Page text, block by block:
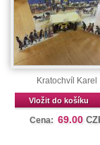
Kratochvíl Karel
Vložit do košíku
Cena: 69.00